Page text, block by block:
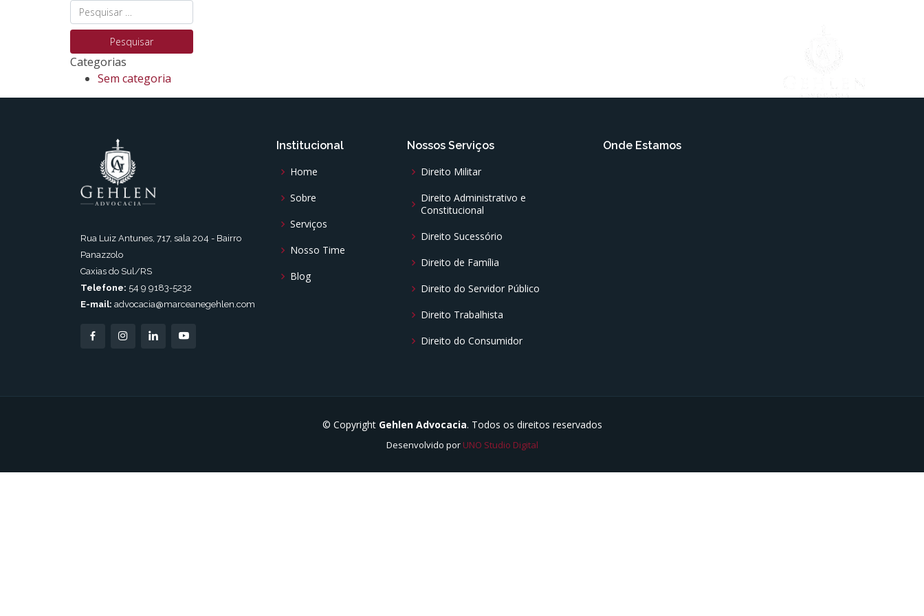
Categorias
Sem categoria
Rua Luiz Antunes, 717, sala 204 - Bairro
Panazzolo
Caxias do Sul/RS
Telefone: 54 9 9183-5232
E-mail: advocacia@marceanegehlen.com
Institucional
Home
Sobre
Serviços
Nosso Time
Blog
Nossos Serviços
Direito Militar
Direito Administrativo e
Constitucional
Direito Sucessório
Direito de Família
Direito do Servidor Público
Direito Trabalhista
Direito do Consumidor
Onde Estamos
© Copyright Gehlen Advocacia. Todos os direitos reservados
Desenvolvido por UNO Studio Digital